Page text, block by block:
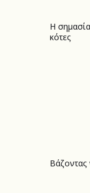
Η
κότες
Η σημασία
Βάζοντας